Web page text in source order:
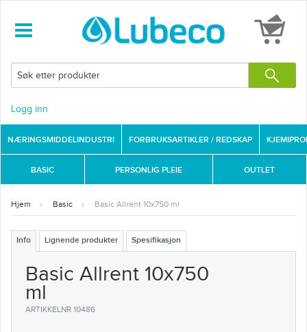
Logg inn
NÆRINGSMIDDELINDUSTRI FORBRUKSARTIKLER / REDSKAP
BASIC PERSONLIG PLEIE OUTLET
Hjem Basic Basic Allrent 10x750 ml
Info Lignende produkter Spesifikasjon
Basic Allrent 10x750
ml
ARTIKKELNR 10486